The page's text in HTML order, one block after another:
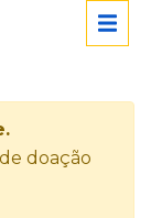
doação